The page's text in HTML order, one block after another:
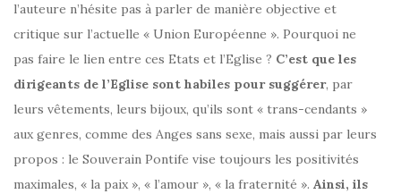
l’auteure n’hésite pas à parler de manière objective et
critique sur l’actuelle « Union Européenne ». Pourquoi ne
pas faire le lien entre ces Etats et l’Eglise ? C’est que les
dirigeants de l’Eglise sont habiles pour suggérer, par
leurs vêtements, leurs bijoux, qu’ils sont « trans-cendants »
aux genres, comme des Anges sans sexe, mais aussi par leurs
propos : le Souverain Pontife vise toujours les positivités
maximales, « la paix », « l’amour », « la fraternité ». Ainsi, ils